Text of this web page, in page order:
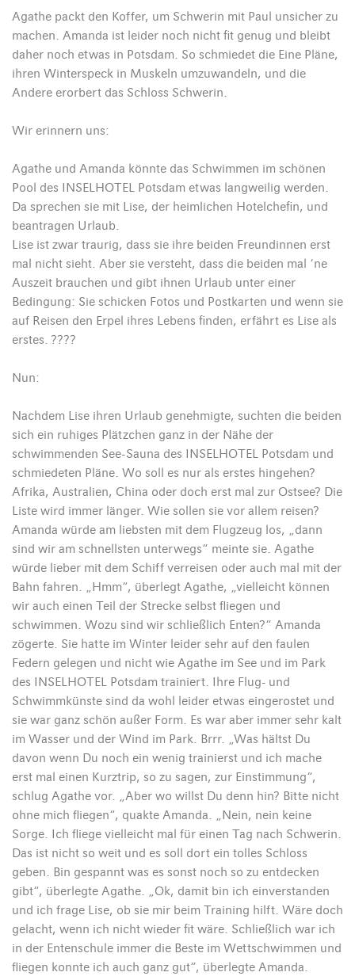
Agathe packt den Koffer, um Schwerin mit Paul unsicher zu
machen. Amanda ist leider noch nicht fit genug und bleibt
daher noch etwas in Potsdam. So schmiedet die Eine Pläne,
ihren Winterspeck in Muskeln umzuwandeln, und die
Andere erorbert das Schloss Schwerin.
Wir erinnern uns:
Agathe und Amanda könnte das Schwimmen im schönen
Pool des INSELHOTEL Potsdam etwas langweilig werden.
Da sprechen sie mit Lise, der heimlichen Hotelchefin, und
beantragen Urlaub.
Lise ist zwar traurig, dass sie ihre beiden Freundinnen erst
mal nicht sieht. Aber sie versteht, dass die beiden mal ‘ne
Auszeit brauchen und gibt ihnen Urlaub unter einer
Bedingung: Sie schicken Fotos und Postkarten und wenn sie
auf Reisen den Erpel ihres Lebens finden, erfährt es Lise als
erstes. ????
Nun:
Nachdem Lise ihren Urlaub genehmigte, suchten die beiden
sich ein ruhiges Plätzchen ganz in der Nähe der
schwimmenden See-Sauna des INSELHOTEL Potsdam und
schmiedeten Pläne. Wo soll es nur als erstes hingehen?
Afrika, Australien, China oder doch erst mal zur Ostsee? Die
Liste wird immer länger. Wie sollen sie vor allem reisen?
Amanda würde am liebsten mit dem Flugzeug los, „dann
sind wir am schnellsten unterwegs“ meinte sie. Agathe
würde lieber mit dem Schiff verreisen oder auch mal mit der
Bahn fahren. „Hmm“, überlegt Agathe, „vielleicht können
wir auch einen Teil der Strecke selbst fliegen und
schwimmen. Wozu sind wir schließlich Enten?“ Amanda
zögerte. Sie hatte im Winter leider sehr auf den faulen
Federn gelegen und nicht wie Agathe im See und im Park
des INSELHOTEL Potsdam trainiert. Ihre Flug- und
Schwimmkünste sind da wohl leider etwas eingerostet und
sie war ganz schön außer Form. Es war aber immer sehr kalt
im Wasser und der Wind im Park. Brrr. „Was hältst Du
davon wenn Du noch ein wenig trainierst und ich mache
erst mal einen Kurztrip, so zu sagen, zur Einstimmung“,
schlug Agathe vor. „Aber wo willst Du denn hin? Bitte nicht
ohne mich fliegen“, quakte Amanda. „Nein, nein keine
Sorge. Ich fliege vielleicht mal für einen Tag nach Schwerin.
Das ist nicht so weit und es soll dort ein tolles Schloss
geben. Bin gespannt was es sonst noch so zu entdecken
gibt“, überlegte Agathe. „Ok, damit bin ich einverstanden
und ich frage Lise, ob sie mir beim Training hilft. Wäre doch
gelacht, wenn ich nicht wieder fit wäre. Schließlich war ich
in der Entenschule immer die Beste im Wettschwimmen und
fliegen konnte ich auch ganz gut“, überlegte Amanda.